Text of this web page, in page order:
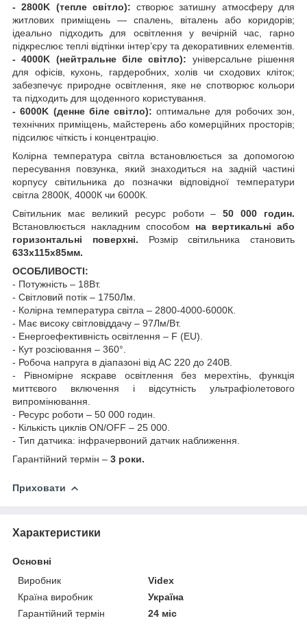
- 2800K (тепле світло):створює затишну атмосферу для
житлових приміщень — спалень, віталень або коридорів;
ідеально підходить для освітлення у вечірній час, гарно
підкреслює теплі відтінки інтер’єру та декоративних елементів.
- 4000K (нейтральне біле світло): універсальне рішення
для офісів, кухонь, гардеробних, холів чи сходових кліток;
забезпечує природне освітлення, яке не спотворює кольори
та підходить для щоденного користування.
- 6000K (денне біле світло): оптимальне для робочих зон,
технічних приміщень, майстерень або комерційних просторів;
підсилює чіткість і концентрацію.
Колірна температура світла встановлюється за допомогою
пересування повзунка, який знаходиться на задній частині
корпусу світильника до позначки відповідної температури
світла 2800К, 4000К чи 6000К.
Cвітильник має великий ресурс роботи –50 000 годин.
Встановлюється накладним способом на вертикальні або
горизонтальні поверхні. Розмір світильника становить
633х115х85мм.
ОСОБЛИВОСТІ:
- Потужність – 18Вт.
- Світловий потік – 1750Лм.
- Колірна температура світла – 2800-4000-6000К.
- Має високу світловіддачу – 97Лм/Вт.
- Енергоефективність освітлення – F (EU).
- Кут розсіювання – 360°.
- Робоча напруга в діапазоні від АС 220 до 240В.
- Рівномірне яскраве освітлення без мерехтінь, функція
миттєвого включення і відсутність ультрафіолетового
випромінювання.
- Ресурс роботи – 50 000 годин.
- Кількість циклів ON/OFF – 25 000.
- Тип датчика: інфрачервоний датчик наближення.
Гарантійний термін – 3 роки.
Приховати
Характеристики
Основні
Виробник
Videx
Країна виробник
Україна
Гарантійний термін
24 міс